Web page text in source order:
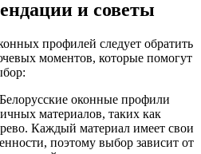
и советы
профилей следует обратить
моментов, которые помогут
оконные профили
материалов, таких как
Каждый материал имеет свои
поэтому выбор зависит от